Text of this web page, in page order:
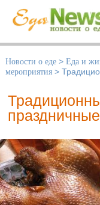
Новости о еде > Еда и
мероприятия >